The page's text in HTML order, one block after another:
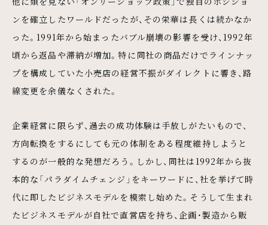
ンを確立したワールドだったが、その栄華は長くは続かなか
った。1991年から始まったバブル崩壊の影響を受け、1992年
頃から返品や滞納が増加。特に同社の商品だけでラインナッ
プを構成していた小売店の経営不振がダイレクトに響き、路
線変更を余儀なくされた。
企業経営に限らず、過去の成功体験は手放しがたいもので、
方向転換をするにしても元の体制をある程度維持しようと
するのが一般的な発想だろう。しかし、同社は1992年から抜
本的な「パラダイムチェンジ」をキーワードに、社を挙げて時
代に即したビジネスモデルを模索し始めた。そうして生まれ
たビジネスモデルが自社で直営店を持ち、企画・製造から販